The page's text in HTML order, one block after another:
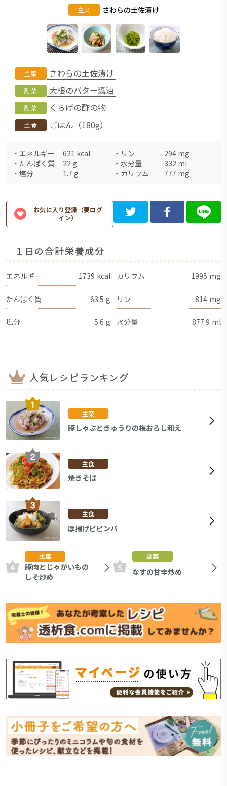
主菜 さわらの土佐漬け
主菜 さわらの土佐漬け
副菜 大根のバター醤油
副菜 くらげの酢の物
主食 ごはん（180g）
・ エネルギー 621 kcal ・ リン 294 mg
・ たんぱく質 22 g ・ 水分量 332 ml
・ 塩分 1.7 g ・ カリウム 777 mg
お気に入り登録（要ログ
イン）
１日の合計栄養成分
エネルギー 1739 kcal カリウム 1995 mg
たんぱく質 63.5 g リン 814 mg
塩分 5.6 g 水分量 877.9 ml
人気レシピランキング
主菜
豚しゃぶときゅうりの梅おろし和え
主食
焼きそば
主食
厚揚げビビンバ
主菜
豚肉とじゃがいもの
しそ炒め
副菜
なすの甘辛炒め